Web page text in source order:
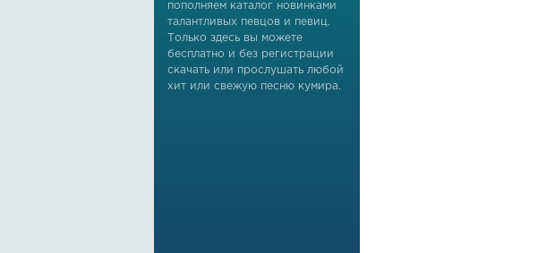
пополняем каталог новинками
талантливых певцов и певиц.
Только здесь вы можете
бесплатно и без регистрации
скачать или прослушать любой
хит или свежую песню кумира.